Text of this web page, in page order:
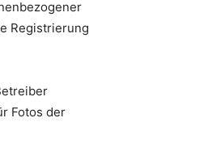
Registrierung
Fotos der